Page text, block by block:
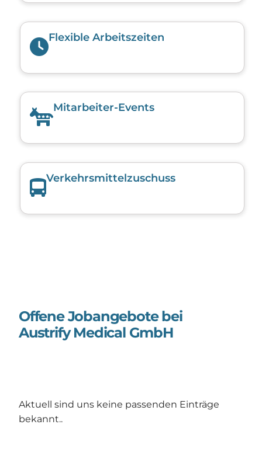
Flexible Arbeitszeiten
Mitarbeiter-Events
Verkehrsmittelzuschuss
Offene Jobangebote bei
Austrify Medical GmbH
Aktuell sind uns keine passenden Einträge
bekannt..